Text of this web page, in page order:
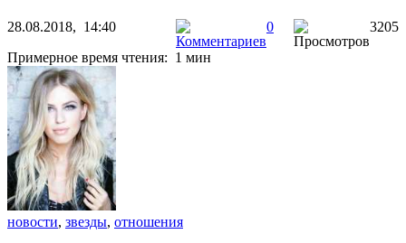
28.08.2018, 14:40 0
3205
Примерное время чтения: 1 мин
новости, звезды, отношения